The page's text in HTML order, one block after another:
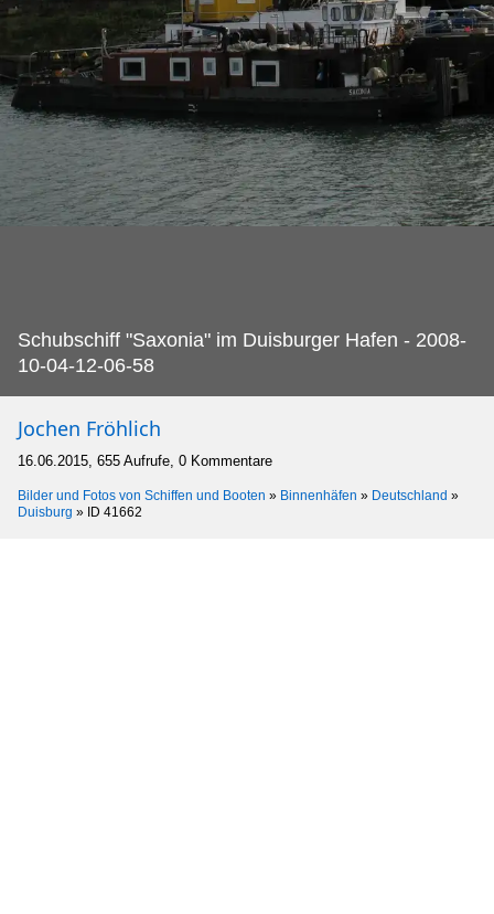
Schubschiff "Saxonia" im Duisburger Hafen - 2008-
10-04-12-06-58
Jochen Fröhlich
16.06.2015, 655 Aufrufe, 0 Kommentare
Bilder und Fotos von Schiffen und Booten » Binnenhäfen » Deutschland »
Duisburg » ID 41662